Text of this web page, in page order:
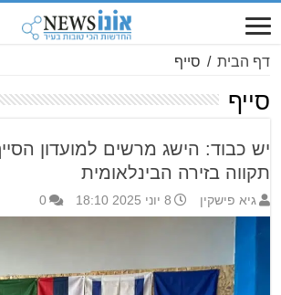
דף הבית / סייף
סייף
יש כבוד: הישג מרשים למועדון
תקווה בזירה הבינלאומית
גיא פישקין 8 יוני 2025 18:10 0